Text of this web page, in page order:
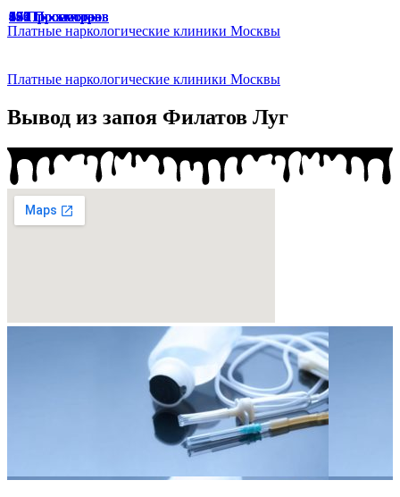
Платные наркологические клиники Москвы
Платные наркологические клиники Москвы
Вывод из запоя Филатов Луг
67 Просмотров
65 Просмотров
33 Просмотра
47 Просмотров
49 Просмотров
166 Просмотров
174 Просмотра
187 Просмотров
136 Просмотров
94 Просмотра
191 Просмотр
129 Просмотров
45 Просмотров